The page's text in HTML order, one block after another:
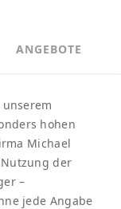
ANGEBOTE
hohen
Michael
der
–
jede Angabe